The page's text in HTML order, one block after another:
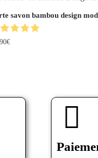
savon bambou design
€